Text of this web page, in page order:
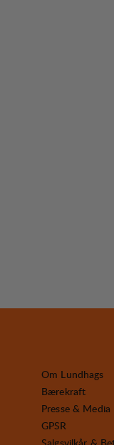
Om Lundhags
Bærekraft
Presse & Media
GPSR